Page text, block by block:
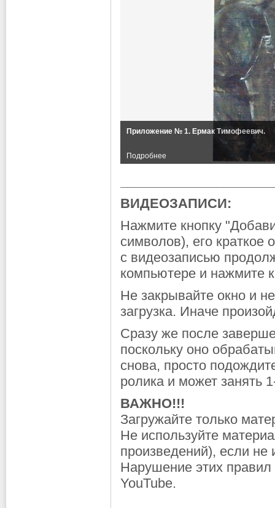
Приложение № 1. Ермак Тимофеевич.
Подробнее
ВИДЕОЗАПИСИ:
Нажмите кнопку
символов), его
с видеозаписью
компьютере и нажмите
Не закрывайте окно и
загрузка. Иначе
Сразу же после
поскольку оно
снова, просто
ролика и может занять
ВАЖНО!!!
Загружайте только
Не используйте
произведений), если
Нарушение этих правил
YouTube.